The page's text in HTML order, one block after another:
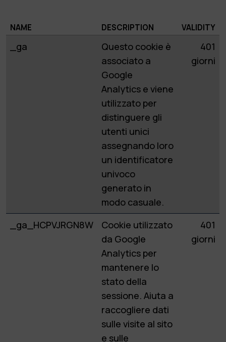
NAME DESCRIPTION VALIDITY
_ga
Questo cookie è
associato a
Google
Analytics e viene
utilizzato per
distinguere gli
utenti unici
assegnando loro
un identificatore
univoco
generato in
modo casuale.
401
giorni
_ga_HCPVJRGN8W
Cookie utilizzato
da Google
Analytics per
mantenere lo
stato della
sessione. Aiuta a
raccogliere dati
sulle visite al sito
e sulle
401
giorni